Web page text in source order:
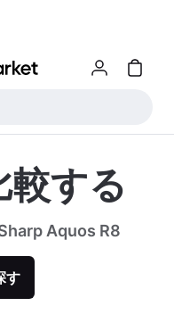
較する
Aquos R8
す